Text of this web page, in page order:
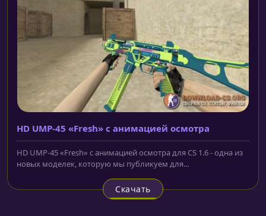
HD UMP-45 «Fresh» с анимацией осмотра
HD UMP-45 «Fresh» с анимацией осмотра для CS 1.6 - одна из
новых моделек, которую мы публикуем для...
Скачать